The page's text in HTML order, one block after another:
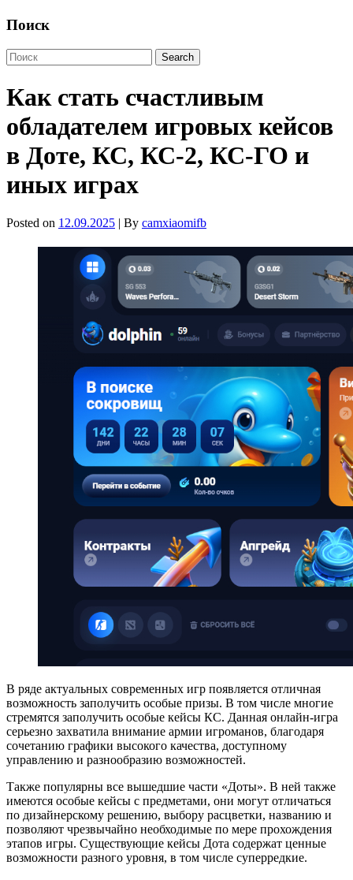
Поиск
Как стать счастливым
обладателем игровых кейсов
в Доте, КС, КС-2, КС-ГО и
иных играх
Posted on 12.09.2025 | By camxiaomifb
В ряде актуальных современных игр появляется отличная
возможность заполучить особые призы. В том числе многие
стремятся заполучить особые кейсы КС. Данная онлайн-игра
серьезно захватила внимание армии игроманов, благодаря
сочетанию графики высокого качества, доступному
управлению и разнообразию возможностей.
Также популярны все вышедшие части «Доты». В ней также
имеются особые кейсы с предметами, они могут отличаться
по дизайнерскому решению, выбору расцветки, названию и
позволяют чрезвычайно необходимые по мере прохождения
этапов игры. Существующие кейсы Дота содержат ценные
возможности разного уровня, в том числе суперредкие.